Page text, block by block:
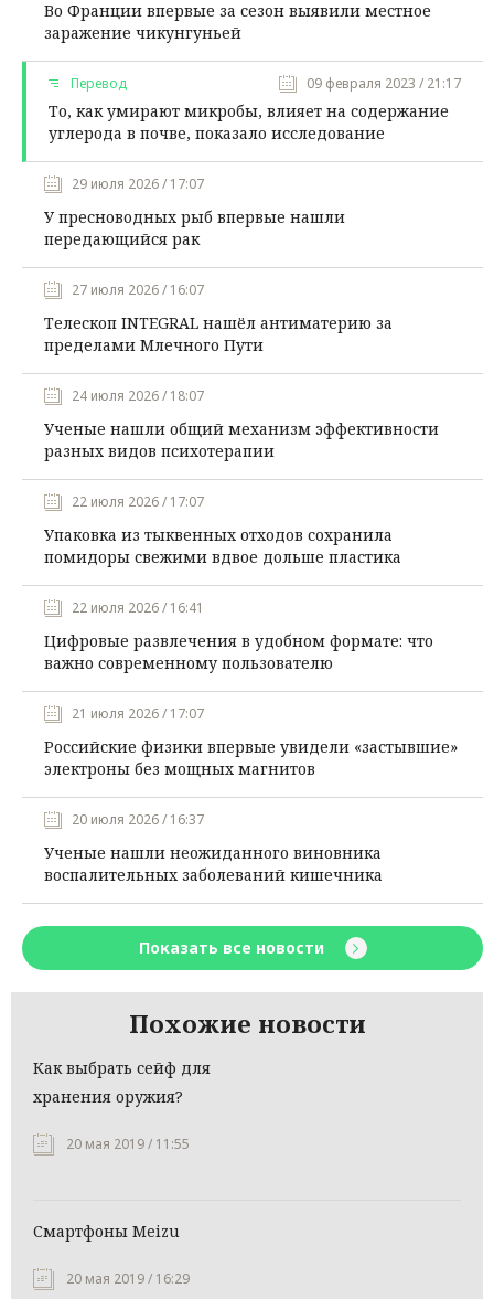
Во Франции впервые за сезон выявили местное
заражение чикунгуньей
Перевод 09 февраля 2023 / 21:17
То, как умирают микробы, влияет на содержание
углерода в почве, показало исследование
29 июля 2026 / 17:07
У пресноводных рыб впервые нашли
передающийся рак
27 июля 2026 / 16:07
Телескоп INTEGRAL нашёл антиматерию за
пределами Млечного Пути
24 июля 2026 / 18:07
Ученые нашли общий механизм эффективности
разных видов психотерапии
22 июля 2026 / 17:07
Упаковка из тыквенных отходов сохранила
помидоры свежими вдвое дольше пластика
22 июля 2026 / 16:41
Цифровые развлечения в удобном формате: что
важно современному пользователю
21 июля 2026 / 17:07
Российские физики впервые увидели «застывшие»
электроны без мощных магнитов
20 июля 2026 / 16:37
Ученые нашли неожиданного виновника
воспалительных заболеваний кишечника
Показать все новости
Похожие новости
Как выбрать сейф для
хранения оружия?
20 мая 2019 / 11:55
Смартфоны Meizu
20 мая 2019 / 16:29